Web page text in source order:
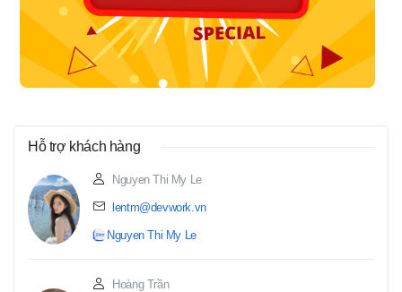
Hỗ trợ khách hàng
Nguyen Thi My Le
lentm@devwork.vn
Nguyen Thi My Le
Hoàng Trần